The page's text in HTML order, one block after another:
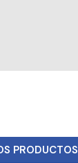
PRODUCTOS